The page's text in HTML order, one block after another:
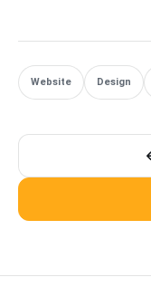
Website Design